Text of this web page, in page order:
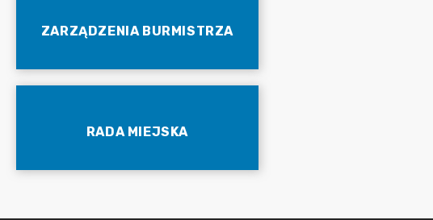
ZARZĄDZENIA BURMISTRZA
RADA MIEJSKA